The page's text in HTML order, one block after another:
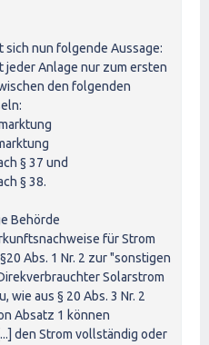
sich nun folgende Aussage:
Anlage nur zum ersten
den folgenden
§ 37 und
§ 38.
Behörde
für Strom
Abs. 1 Nr. 2 zur "sonstigen
Solarstrom
aus § 20 Abs. 3 Nr. 2
Absatz 1 können
den Strom vollständig oder